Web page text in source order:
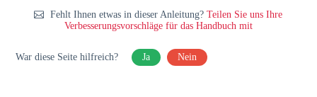
Fehlt Ihnen etwas in dieser Anleitung?Teilen Sie uns Ihre
Verbesserungsvorschläge für das Handbuch mit
War diese Seite hilfreich? Ja Nein